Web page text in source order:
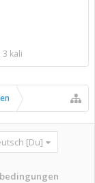
kali
[Du]